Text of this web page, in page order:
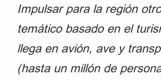
Impulsar para la región
temático basado en el
llega en avión, ave y
(hasta un millón de